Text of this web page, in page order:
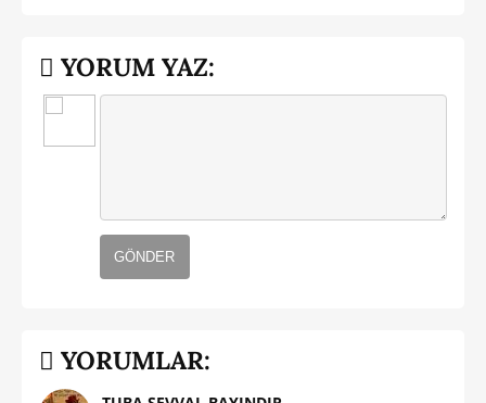
YORUM YAZ:
GÖNDER
YORUMLAR: